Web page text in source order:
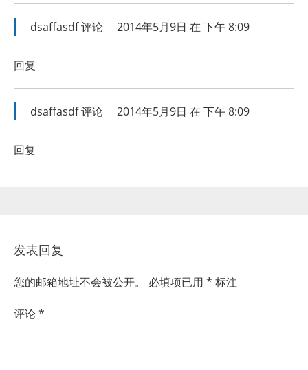
dsaffasdf评论 2014年5月9日 在 下午 8:09
回复
dsaffasdf评论 2014年5月9日 在 下午 8:09
回复
发表回复
您的邮箱地址不会被公开。 必填项已用 * 标注
评论*